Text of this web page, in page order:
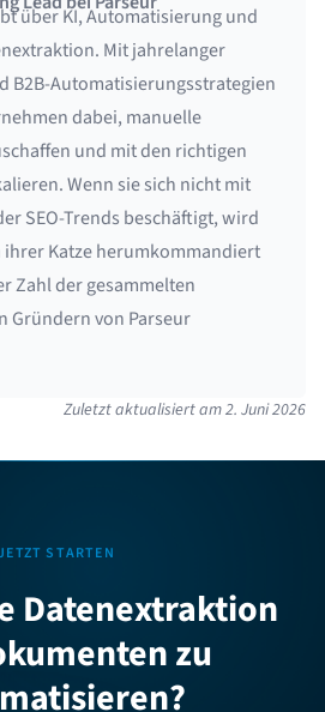
über KI, Automatisierung und
Mit jahrelanger
B2B-Automatisierungsstrategien
dabei, manuelle
und mit den richtigen
Wenn sie sich nicht mit
SEO-Trends beschäftigt, wird
ihrer Katze herumkommandiert
Zahl der gesammelten
Gründern von Parseur
Zuletzt aktualisiert am2. Juni 2026
STARTEN
Datenextraktion
zu